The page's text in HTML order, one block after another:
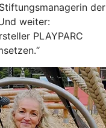
der
weiter:
PLAYPARC